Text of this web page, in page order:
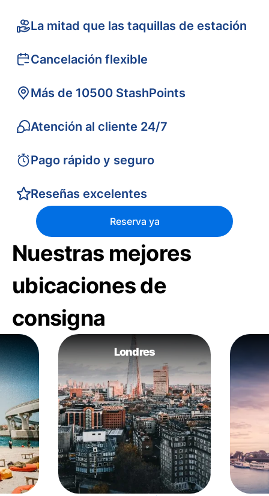
La mitad que las taquillas de estación
Cancelación flexible
Más de 10500 StashPoints
Atención al cliente 24/7
Pago rápido y seguro
Reseñas excelentes
Reserva ya
Nuestras mejores
ubicaciones de
consigna
Londres